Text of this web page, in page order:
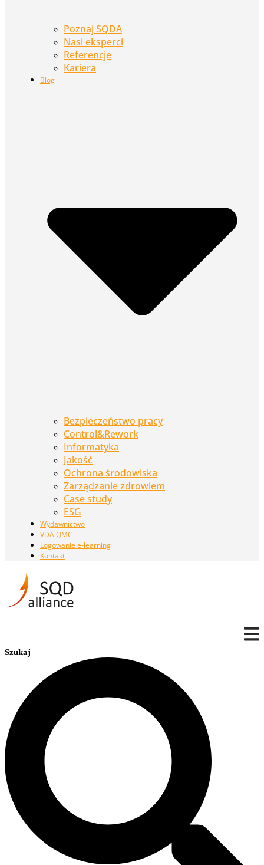
Poznaj SQDA
Nasi eksperci
Referencje
Kariera
Blog
Bezpieczeństwo pracy
Control&Rework
Informatyka
Jakość
Ochrona środowiska
Zarządzanie zdrowiem
Case study
ESG
Wydawnictwo
VDA QMC
Logowanie e-learning
Kontakt
Szukaj